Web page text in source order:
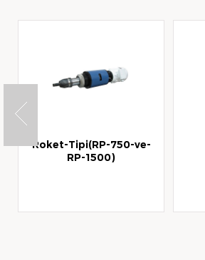
Roket-Tipi(RP-750-ve-
RP-1500)